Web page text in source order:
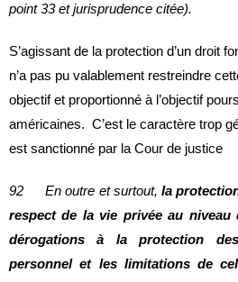
point 33 et jurisprudence citée).
S’agissant de la protection d’un droit
n’a pas pu valablement restreindre
objectif et proportionné à l’objectif
américaines. C’est le caractère trop
est sanctionné par la Cour de justice
92 En outre et surtout, la
respect de la vie privée au niveau
dérogations à la protection
personnel et les limitations de